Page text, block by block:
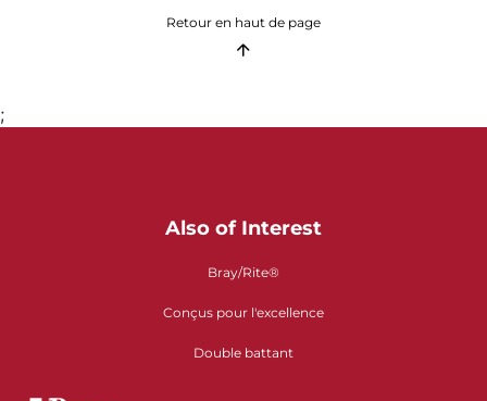
Retour en haut de page
;
Also of Interest
Bray/Rite®
Conçus pour l'excellence
Double battant